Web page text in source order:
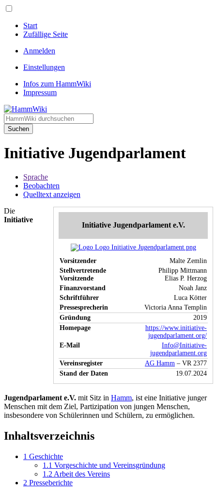
Start
Zufällige Seite
Anmelden
Einstellungen
Infos zum HammWiki
Impressum
Suchen
Initiative Jugendparlament
Sprache
Beobachten
Quelltext anzeigen
Initiative Jugendparlament e.V.
Vorsitzender
Malte Zemlin
Stellvertretende
Vorsitzende
Philipp Mittmann
Elias P. Herzog
Finanzvorstand
Noah Janz
Schriftführer
Luca Kötter
Pressesprecherin
Victoria Anna Templin
Gründung
2019
Homepage
https://www.initiative-
jugendparlament.org/
E-Mail
Info@Initiative-
jugendparlament.org
Vereinsregister
AG Hamm – VR 2377
Stand der Daten
19.07.2024
Die
Initiative
Jugendparlament e.V. mit Sitz in Hamm, ist eine Initiative junger
Menschen mit dem Ziel, Partizipation von jungen Menschen,
insbesondere von Schülerinnen und Schülern, zu ermöglichen.
Inhaltsverzeichnis
1 Geschichte
1.1 Vorgeschichte und Vereinsgründung
1.2 Arbeit des Vereins
2 Presseberichte